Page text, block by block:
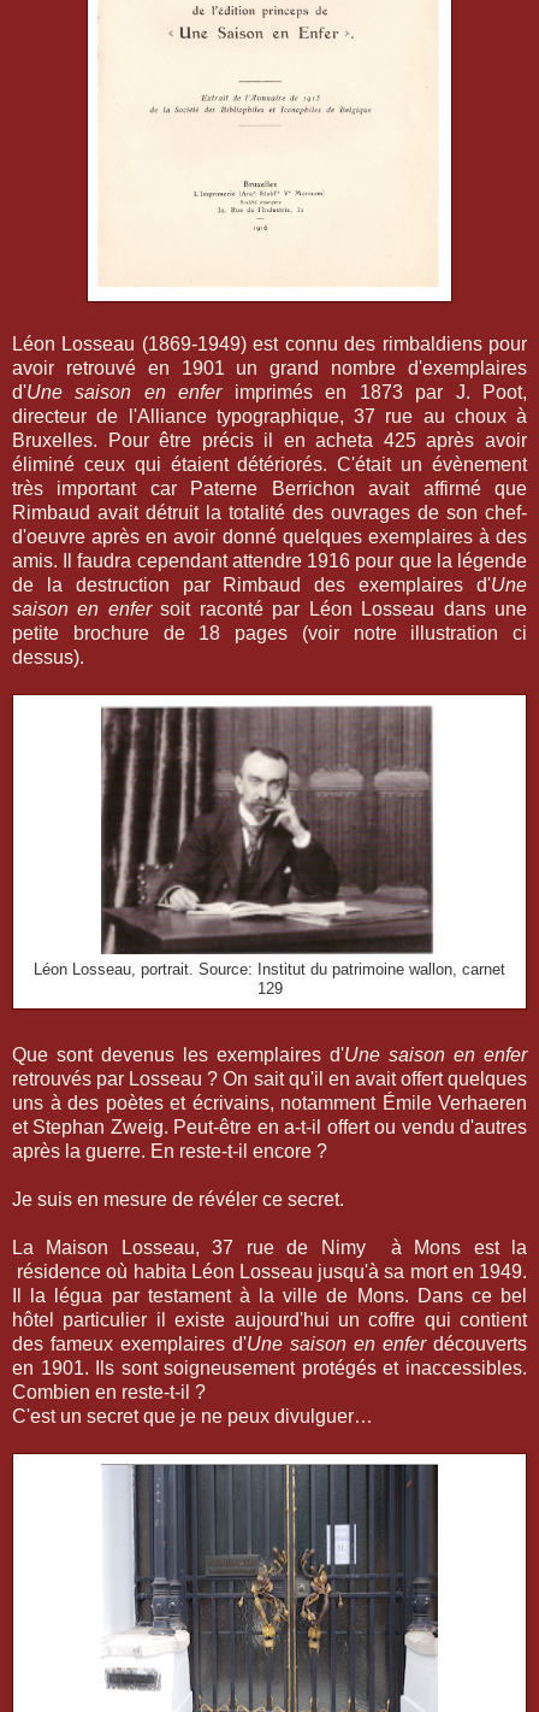
Léon Losseau (1869-1949) est connu des rimbaldiens pour
avoir retrouvé en 1901 un grand nombre d'exemplaires
d'Une saison en enferimprimés en 1873 par J. Poot,
directeur de l'Alliance typographique, 37 rue au choux à
Bruxelles. Pour être précis il en acheta 425 après avoir
éliminé ceux qui étaient détériorés. C'était un évènement
très important car Paterne Berrichon avait affirmé que
Rimbaud avait détruit la totalité des ouvrages de son chef-
d'oeuvre après en avoir donné quelques exemplaires à des
amis. Il faudra cependant attendre 1916 pour que la légende
de la destruction par Rimbaud des exemplaires d'Une
saison en enfersoit raconté par Léon Losseau dans une
petite brochure de 18 pages (voir notre illustration ci
dessus).
Léon Losseau, portrait. Source: Institut du patrimoine wallon, carnet
129
Que sont devenus les exemplaires d'Une saison en enfer
retrouvés par Losseau ? On sait qu'il en avait offert quelques
uns à des poètes et écrivains, notamment Émile Verhaeren
et Stephan Zweig. Peut-être en a-t-il offert ou vendu d'autres
après la guerre. En reste-t-il encore ?
Je suis en mesure de révéler ce secret.
La Maison Losseau, 37 rue de Nimy à Mons est la
résidence où habita Léon Losseau jusqu'à sa mort en 1949.
Il la légua par testament à la ville de Mons. Dans ce bel
hôtel particulier il existe aujourd'hui un coffre qui contient
des fameux exemplaires d'Une saison en enferdécouverts
en 1901. Ils sont soigneusement protégés et inaccessibles.
Combien en reste-t-il ?
C'est un secret que je ne peux divulguer…